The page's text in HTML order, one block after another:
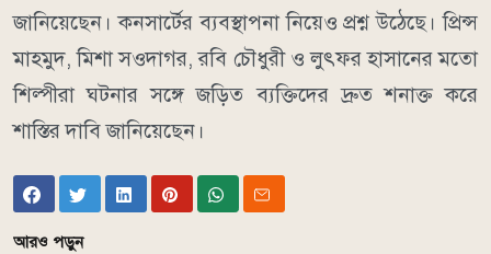
জানিয়েছেন। কনসার্টের ব্যবস্থাপনা নিয়েও প্রশ্ন উঠেছে। প্রিন্স
মাহমুদ, মিশা সওদাগর, রবি চৌধুরী ও লুৎফর হাসানের মতো
শিল্পীরা ঘটনার সঙ্গে জড়িত ব্যক্তিদের দ্রুত শনাক্ত করে
শাস্তির দাবি জানিয়েছেন।
আরও পড়ুন